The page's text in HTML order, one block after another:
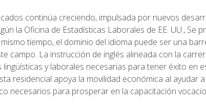
continúa creciendo, impulsada por nuevos
la Oficina de Estadísticas Laborales de EE. UU., Se
tiempo, el dominio del idioma puede ser una
campo. La instrucción de inglés alineada con la
y laborales necesarias para tener éxito en
residencial apoya la movilidad económica al ayudar
necesarios para prosperar en la capacitación